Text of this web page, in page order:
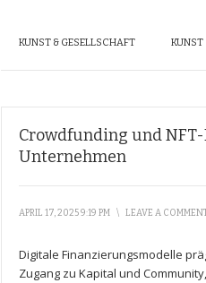
KUNST & GESELLSCHAFT KUNST
Crowdfunding und
Unternehmen
APRIL 17, 2025 9:19 PM \ LEAVE A
Digitale ‍Finanzierungsmodelle
Zugang zu Kapital‌ und